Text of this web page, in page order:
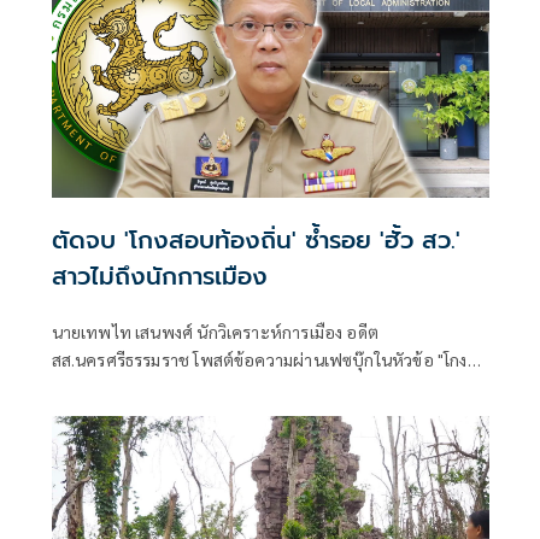
ตัดจบ 'โกงสอบท้องถิ่น' ซ้ำรอย 'ฮั้ว สว.'
สาวไม่ถึงนักการเมือง
นายเทพไท เสนพงศ์ นักวิเคราะห์การเมือง อดีต
สส.นครศรีธรรมราช โพสต์ข้อความผ่านเฟซบุ๊กในหัวข้อ "โกง